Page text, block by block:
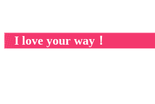
I love your way！